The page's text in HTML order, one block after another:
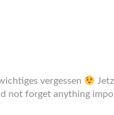
vergessen
not forget anything